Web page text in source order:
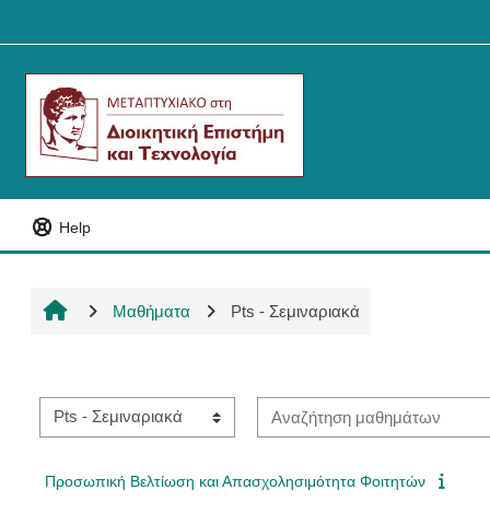
Help
Μαθήματα Pts - Σεμιναριακά
Κατηγορίες μαθημάτων
Προσωπική Βελτίωση και Απασχολησιμότητα Φοιτητών